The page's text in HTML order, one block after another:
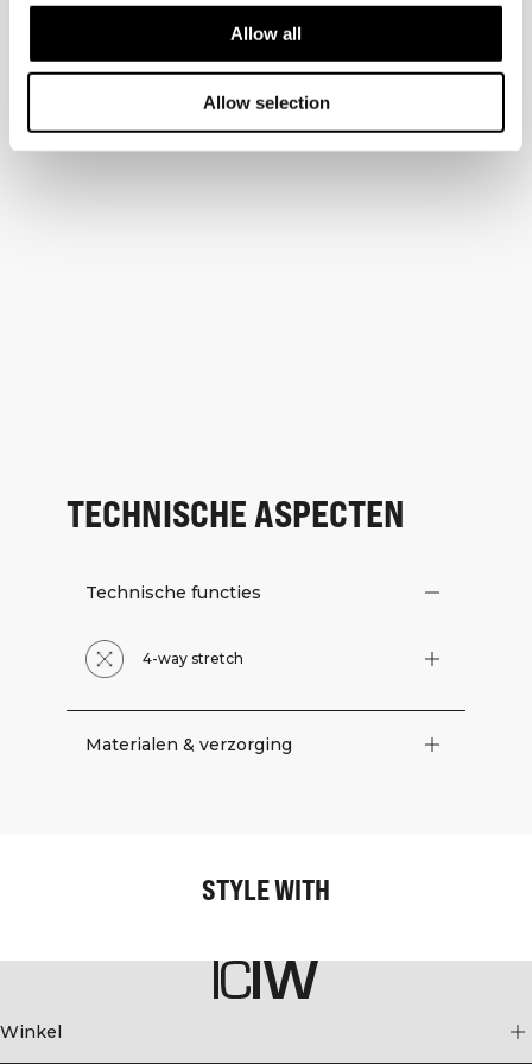
Allow all
Allow selection
TECHNISCHE ASPECTEN
Technische functies
4-way stretch
Materialen & verzorging
STYLE WITH
Winkel